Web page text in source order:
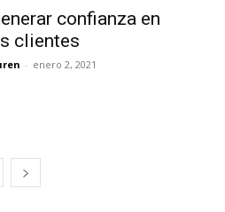
confianza en
clientes
- enero 2, 2021